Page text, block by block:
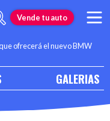
Vende tu auto
ofrecerá el nuevo BMW
GALERIAS